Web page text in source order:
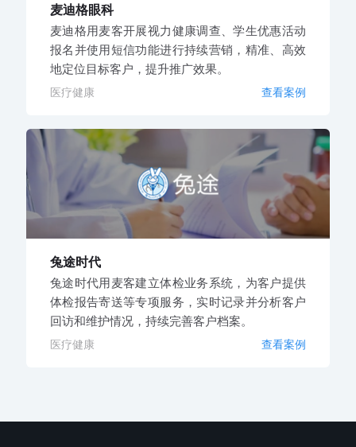
麦迪格眼科
麦迪格用麦客开展视力健康调查、学生优惠活动
报名并使用短信功能进行持续营销，精准、高效
地定位目标客户，提升推广效果。
医疗健康 查看案例
兔途时代
兔途时代用麦客建立体检业务系统，为客户提供
体检报告寄送等专项服务，实时记录并分析客户
回访和维护情况，持续完善客户档案。
医疗健康 查看案例